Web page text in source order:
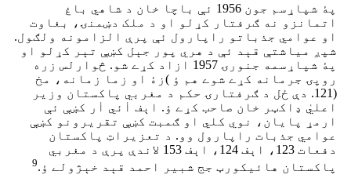
پۀ شپاړسم جون 1956 ئې باچا خان د شاهي باغ
اتمانزو نه ګرفتار کړلو او د ملک دښمنۍ، بغاوت
او عوامي جذباتو راپارول ئې پرې الزامونه ولګول.
شپږ میاشتې قېد ئې د هري پور جېل کښې تېر کړلو او
پۀ شپاړسمه جنورۍ 1957 ازاد کړے شو. څوارلس زره
روپۍ جرمانه کړے شوے هم ؤ )زۀ او زما زمانه، مخ
(121. دې ځل د ګرفتارۍ حکم د مغربي پاکستان وزیر
اعليٰ ډاکټر خان صاحب کړے ؤ. اېف اٰئي اٰر کښې ئې
ارمړ پایان، نوي کلي او ګمبت کښې تقریرونو کښې
عوامي جذبات راپارول وو. د تعزیراتِ پاکستان
دفعات 123، اېف 124، اېف 153 لاندې پرې د مغربي
پاکستان هائیکورټ جج شبیر احمد قېد خېژولے ؤ.9